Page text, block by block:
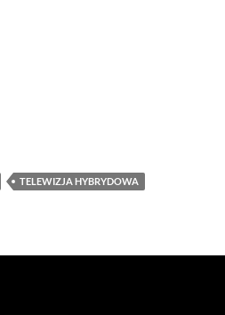
TELEWIZJA HYBRYDOWA